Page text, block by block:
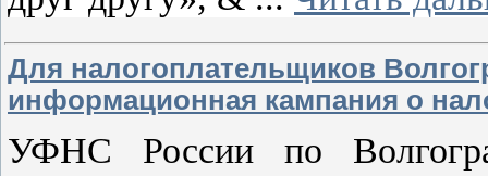
Для налогоплательщиков
информационная кампания о
УФНС России по